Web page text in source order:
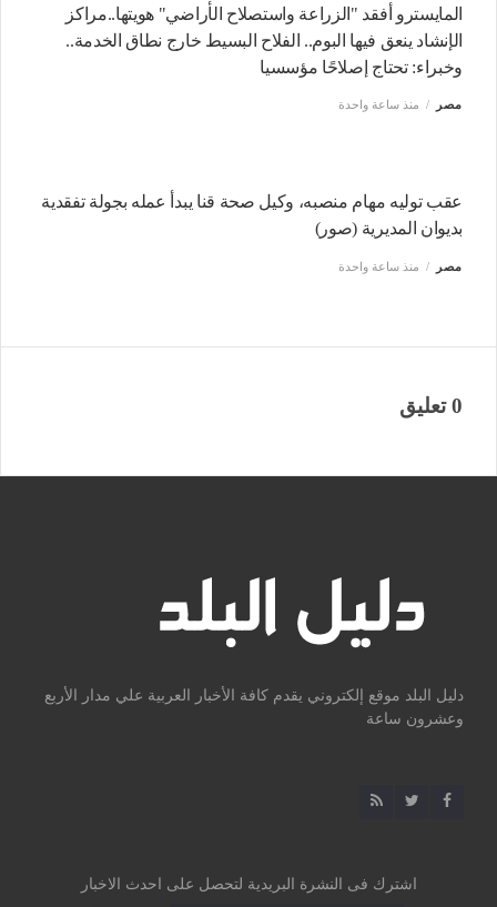
المايسترو أفقد "الزراعة واستصلاح الأراضي" هويتها..مراكز
الإنشاد ينعق فيها البوم.. الفلاح البسيط خارج نطاق الخدمة..
وخبراء: تحتاج إصلاحًا مؤسسيا
مصر منذ ساعة واحدة
عقب توليه مهام منصبه، وكيل صحة قنا يبدأ عمله بجولة تفقدية
بديوان المديرية (صور)
مصر منذ ساعة واحدة
0 تعليق
دليل البلد موقع إلكتروني يقدم كافة الأخبار العربية علي مدار الأربع
وعشرون ساعة
اشترك فى النشرة البريدية لتحصل على احدث الاخبار